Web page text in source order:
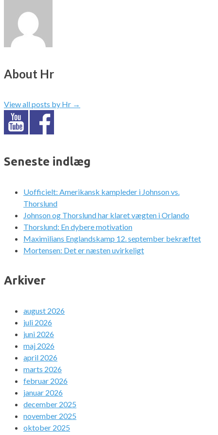
About Hr
View all posts by Hr →
Seneste indlæg
Uofficielt: Amerikansk kampleder i Johnson vs.
Thorslund
Johnson og Thorslund har klaret vægten i Orlando
Thorslund: En dybere motivation
Maximilians Englandskamp 12. september bekræftet
Mortensen: Det er næsten uvirkeligt
Arkiver
august 2026
juli 2026
juni 2026
maj 2026
april 2026
marts 2026
februar 2026
januar 2026
december 2025
november 2025
oktober 2025